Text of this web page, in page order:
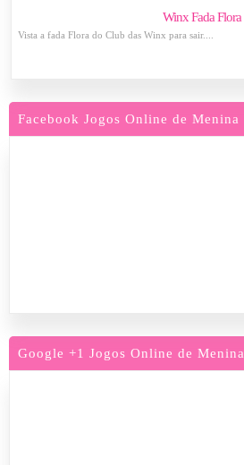
Winx Fada Flora
Vista a fada Flora do Club das Winx para sair....
Facebook Jogos Online de Menina
Google +1 Jogos Online de Menina